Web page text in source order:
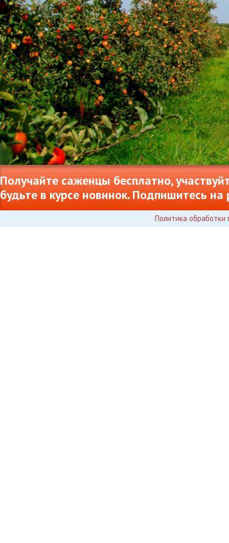
Получайте саженцы бесплатно,
будьте в курсе новинок. Подпишитесь на
Политика